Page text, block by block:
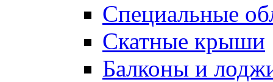
Специальные
Скатные крыши
Балконы и